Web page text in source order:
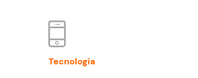
Tecnología